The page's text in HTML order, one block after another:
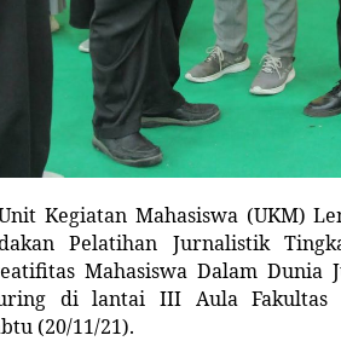
Kegiatan Mahasiswa (UKM)
Pelatihan Jurnalistik
Mahasiswa Dalam Dunia
di lantai III Aula Fakultas
(20/11/21).